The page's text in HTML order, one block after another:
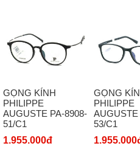
Số 413 Quang
Số 273 Nguyễn Văn
Sô 580 Ngã tư
GỌNG KÍNH
PHILIPPE
AUGUSTE PA-8908-
51/C1
1.955.000đ
GỌNG
PHILIPPE
AUGUSTE
53/C1